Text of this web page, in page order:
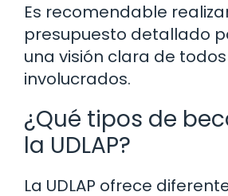
Es recomendable
presupuesto detallado
una visión clara de
involucrados.
¿Qué tipos de
la UDLAP?
La UDLAP ofrece